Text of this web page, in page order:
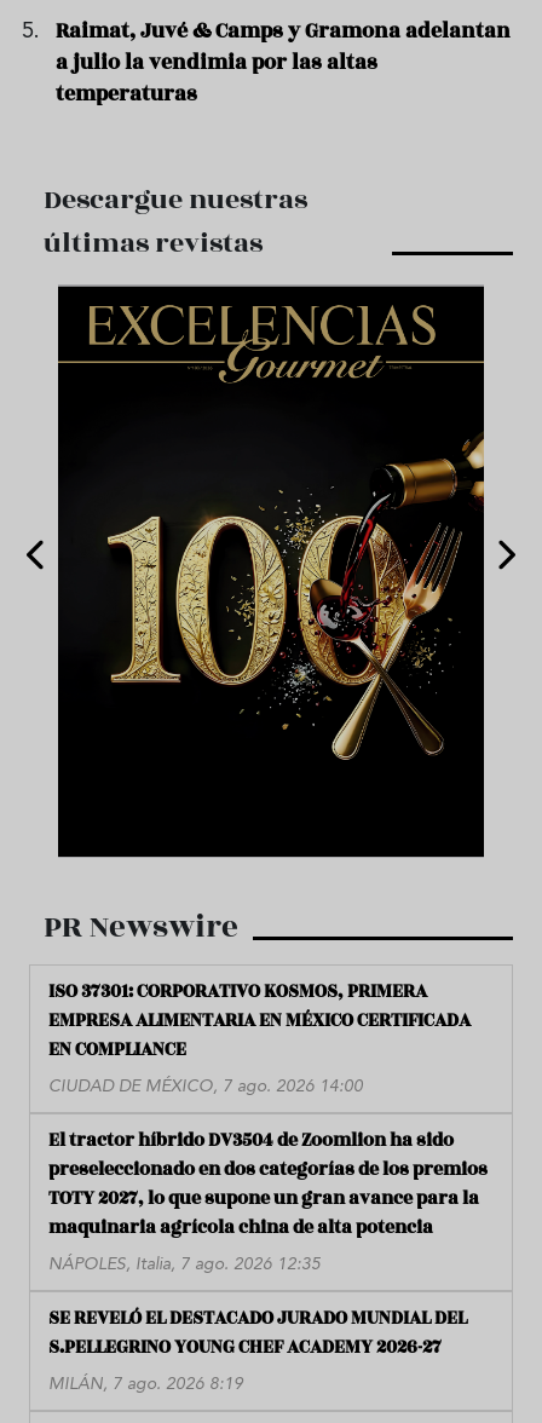
Raimat, Juvé & Camps y Gramona adelantan
a julio la vendimia por las altas
temperaturas
Descargue nuestras
últimas revistas
PR Newswire
ISO 37301: CORPORATIVO KOSMOS, PRIMERA
EMPRESA ALIMENTARIA EN MÉXICO CERTIFICADA
EN COMPLIANCE
CIUDAD DE MÉXICO, 7 ago. 2026 14:00
El tractor híbrido DV3504 de Zoomlion ha sido
preseleccionado en dos categorías de los premios
TOTY 2027, lo que supone un gran avance para la
maquinaria agrícola china de alta potencia
NÁPOLES, Italia, 7 ago. 2026 12:35
SE REVELÓ EL DESTACADO JURADO MUNDIAL DEL
S.PELLEGRINO YOUNG CHEF ACADEMY 2026-27
MILÁN, 7 ago. 2026 8:19